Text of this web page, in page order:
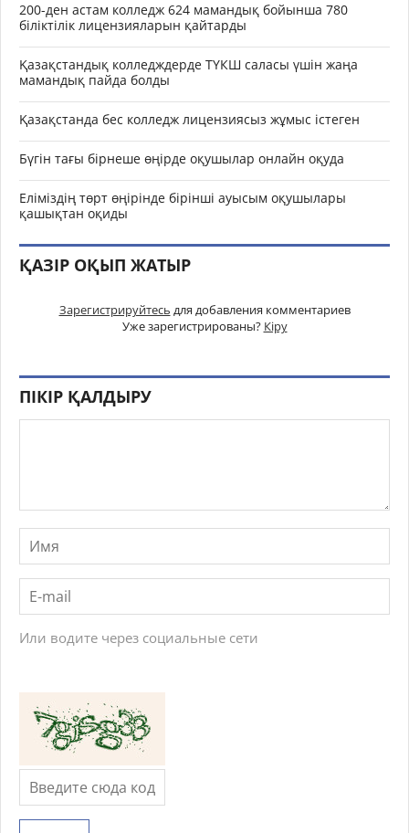
200-ден астам колледж 624 мамандық бойынша 780
біліктілік лицензияларын қайтарды
Қазақстандық колледждерде ТҮКШ саласы үшін жаңа
мамандық пайда болды
Қазақстанда бес колледж лицензиясыз жұмыс істеген
Бүгін тағы бірнеше өңірде оқушылар онлайн оқуда
Еліміздің төрт өңірінде бірінші ауысым оқушылары
қашықтан оқиды
ҚАЗІР ОҚЫП ЖАТЫР
Зарегистрируйтесь для добавления комментариев
Уже зарегистрированы? Кіру
ПІКІР ҚАЛДЫРУ
Или водите через социальные сети